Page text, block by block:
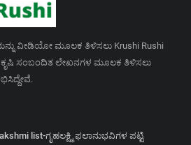
ವೀಡಿಯೋ ಮೂಲಕ ತಿಳಿಸಲು Krushi Rushi
ಸಂಬಂದಿತ ಲೇಖನಗಳ ಮೂಲಕ ತಿಳಿಸಲು
list-ಗೃಹಲಕ್ಷ್ಮಿ ಫಲಾನುಭವಿಗಳ ಪಟ್ಟಿ